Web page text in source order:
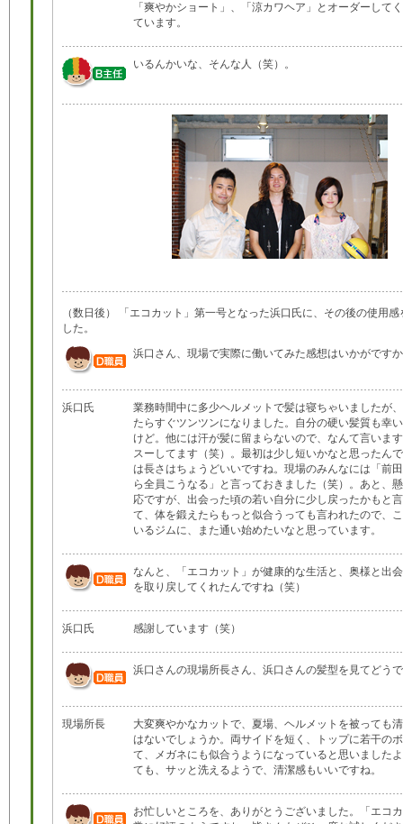
「爽やかショート」、「涼カワヘア」とオーダーして
ています。
いるんかいな、そんな人（笑）。
（数日後） 「エコカット」第一号となった浜口氏に、その後の使用
した。
浜口さん、現場で実際に働いてみた感想はいかがです
浜口氏
業務時間中に多少ヘルメットで髪は寝ちゃいましたが
たらすぐツンツンになりました。自分の硬い髪質も幸
けど。他には汗が髪に留まらないので、なんて言いま
スーしてます（笑）。最初は少し短いかなと思ったん
は長さはちょうどいいですね。現場のみんなには「前
ら全員こうなる」と言っておきました（笑）。あと、
応ですが、出会った頃の若い自分に少し戻ったかもと
て、体を鍛えたらもっと似合うっても言われたので、
いるジムに、また通い始めたいなと思っています。
なんと、「エコカット」が健康的な生活と、奥様と出
を取り戻してくれたんですね（笑）
浜口氏 感謝しています（笑）
浜口さんの現場所長さん、浜口さんの髪型を見てどう
現場所長
大変爽やかなカットで、夏場、ヘルメットを被っても
はないでしょうか。両サイドを短く、トップに若干の
て、メガネにも似合うようになっていると思いました
ても、サッと洗えるようで、清潔感もいいですね。
お忙しいところを、ありがとうございました。「エコ